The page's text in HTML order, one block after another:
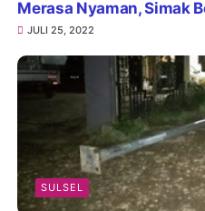
Merasa Nyaman, Simak
JULI 25, 2022
SULSEL